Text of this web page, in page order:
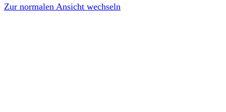
Zur normalen Ansicht wechseln